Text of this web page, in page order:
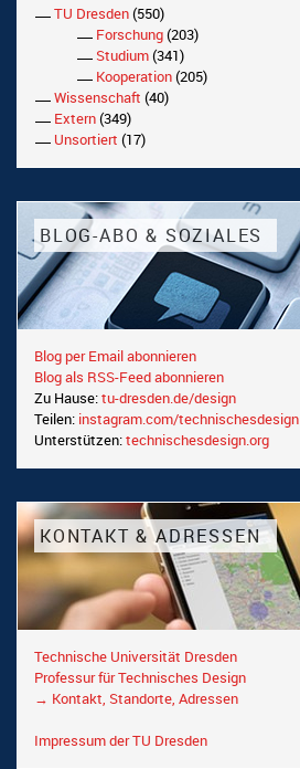
TU Dresden(550)
Forschung(203)
Studium(341)
Kooperation(205)
Wissenschaft (40)
Extern(349)
Unsortiert (17)
BLOG-ABO & SOZIALES
Blog per Email abonnieren
Blog als RSS-Feed abonnieren
Zu Hause:tu-dresden.de/design
Teilen: instagram.com/technischesdesign
Unterstützen:technischesdesign.org
KONTAKT & ADRESSEN
Technische Universität Dresden
Professur für Technisches Design
→ Kontakt, Standorte, Adressen
Impressum der TU Dresden